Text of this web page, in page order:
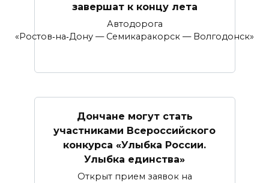
завершат к концу лета
Автодорога
«Ростов‑на‑Дону — Семикаракорск — Волгодонск»
Дончане могут стать
участниками Всероссийского
конкурса «Улыбка России.
Улыбка единства»
Открыт прием заявок на